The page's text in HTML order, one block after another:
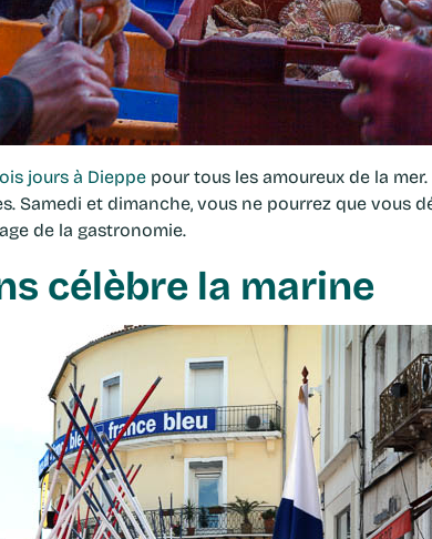
jours à Dieppe pour tous les amoureux de la
Samedi et dimanche, vous ne pourrez que vous
de la gastronomie.
célèbre la marine